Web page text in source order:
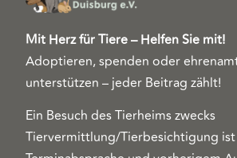
Mit Herz für Tiere – Helfen Sie mit!
Adoptieren, spenden oder
unterstützen – jeder Beitrag zählt!
Ein Besuch des Tierheims zwecks
Tiervermittlung/Tierbesichtigung ist